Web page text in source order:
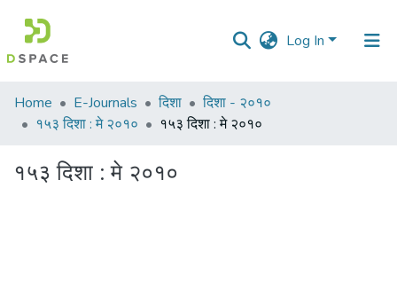
Log In
Communities
&
All of DSpace
Home E-Journals दिशा
दिशा - २०१०
१५३ दिशा : मे २०१०
१५३ दिशा : मे २०१०
१५३ दिशा : मे २०१०